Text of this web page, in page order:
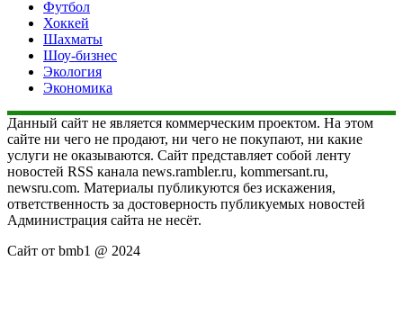
Футбол
Хоккей
Шахматы
Шоу-бизнес
Экология
Экономика
Данный сайт не является коммерческим проектом. На этом
сайте ни чего не продают, ни чего не покупают, ни какие
услуги не оказываются. Сайт представляет собой ленту
новостей RSS канала news.rambler.ru, kommersant.ru,
newsru.com. Материалы публикуются без искажения,
ответственность за достоверность публикуемых новостей
Администрация сайта не несёт.
Сайт от bmb1 @ 2024